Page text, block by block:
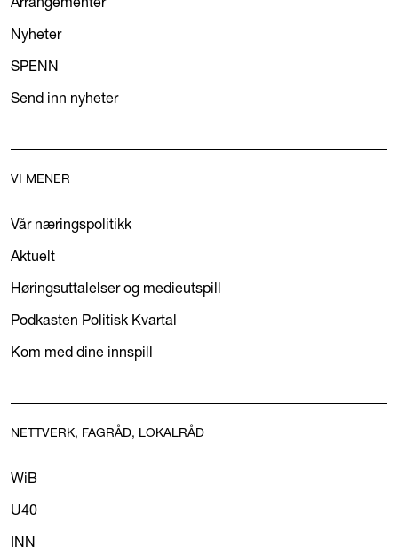
Nyheter
SPENN
Send inn nyheter
VI MENER
Vår næringspolitikk
Aktuelt
Høringsuttalelser og medieutspill
Podkasten Politisk Kvartal
Kom med dine innspill
NETTVERK, FAGRÅD, LOKALRÅD
WiB
U40
INN